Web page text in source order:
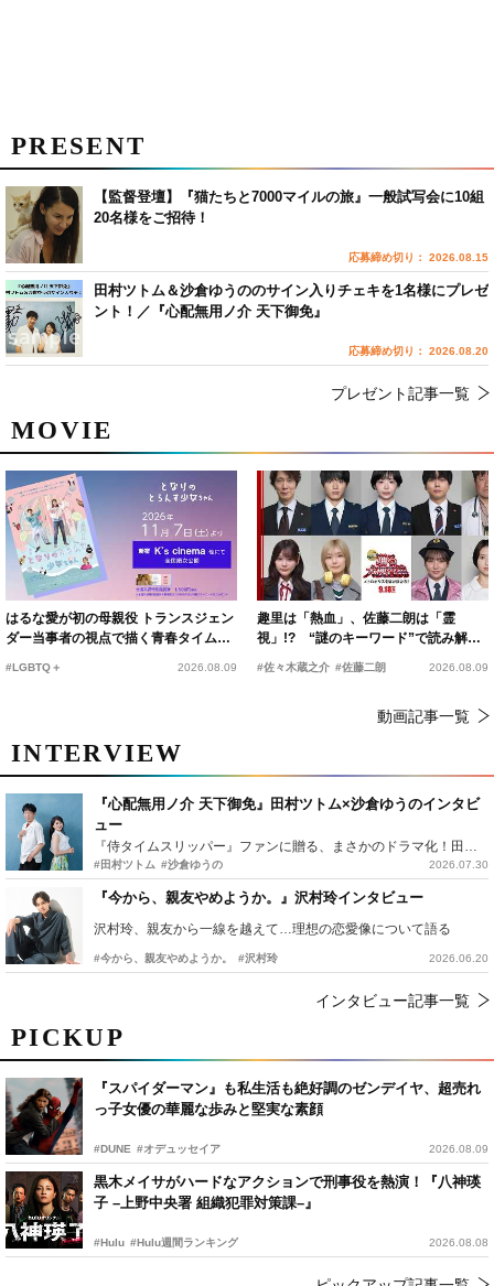
PICKUP
『スパイダーマン』も私生活も絶好調のゼンデイヤ、超売れ
っ子女優の華麗な歩みと堅実な素顔
#DUNE #オデュッセイア 2026.08.09
黒木メイサがハードなアクションで刑事役を熱演！『八神瑛
子 –上野中央署 組織犯罪対策課–』
#Hulu #Hulu週間ランキング 2026.08.08
MOVIE
はるな愛が初の母親役 トランスジェン
ダー当事者の視点で描く青春タイムス
#LGBTQ＋ 2026.08.09
趣里は「熱血」、佐藤二朗は「霊
視」!? “謎のキーワード”で読み解く
『踊る大捜査線 N.E.W.』新メンバー
#佐々木蔵之介 #佐藤二朗 2026.08.09
動画記事一覧
INTERVIEW
『心配無用ノ介 天下御免』田村ツトム×沙倉ゆうのインタビ
ュー
#田村ツトム #沙倉ゆうの 2026.07.30
『今から、親友やめようか。』沢村玲インタビュー
沢村玲、親友から一線を越えて…理想の恋愛像について語る
#今から、親友やめようか。 #沢村玲 2026.06.20
インタビュー記事一覧
PRESENT
【監督登壇】『猫たちと7000マイルの旅』一般試写会に10組
20名様をご招待！
応募締め切り： 2026.08.15
田村ツトム＆沙倉ゆうののサイン入りチェキを1名様にプレゼ
ント！／『心配無用ノ介 天下御免』
応募締め切り： 2026.08.20
プレゼント記事一覧